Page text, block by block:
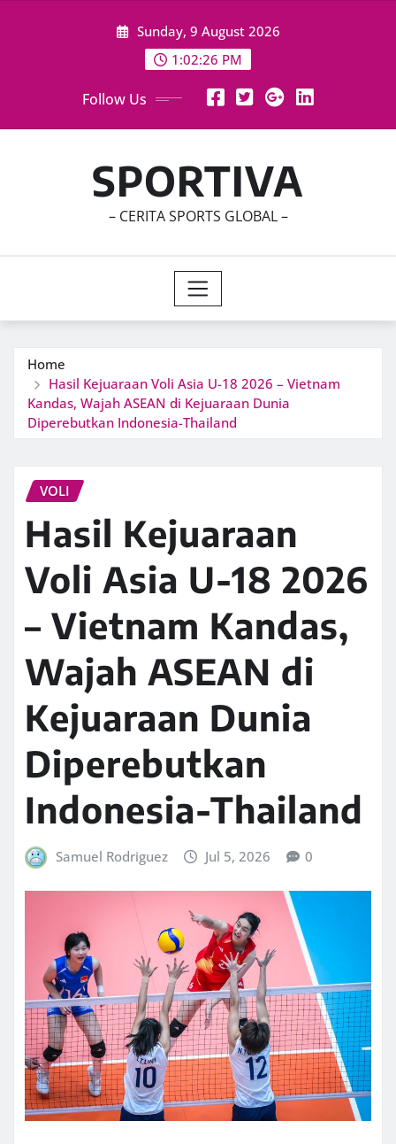
Sunday, 9 August 2026
1:02:27 PM
Follow Us
SPORTIVA
– CERITA SPORTS GLOBAL –
Home
Hasil Kejuaraan Voli Asia U-18 2026 – Vietnam
Kandas, Wajah ASEAN di Kejuaraan Dunia
Diperebutkan Indonesia-Thailand
VOLI
Hasil Kejuaraan
Voli Asia U-18 2026
– Vietnam Kandas,
Wajah ASEAN di
Kejuaraan Dunia
Diperebutkan
Indonesia-Thailand
Samuel Rodriguez Jul 5, 2026 0